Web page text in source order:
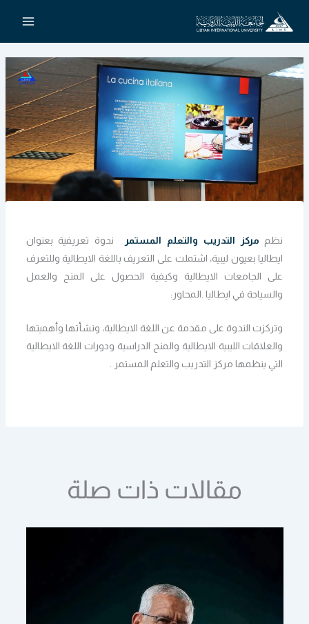
المحتوى
نظم مركز التدريب والتعلم المستمر
ندوة تعريفية بعنوان
ايطاليا بعيون ليبية، اشتملت على التعريف باللغة الايطالية وللتعرف
على الجامعات الايطالية وكيفية الحصول على المنح والعمل
والسياحة في ايطاليا .المحاور:
وتركزت الندوة على مقدمة عن اللغة الايطالية، ونشأتها وأهميتها
والعلاقات الليبية الايطالية والمنح الدراسية ودورات اللغة الايطالية
التي ينظمها مركز التدريب والتعلم المستمر .
مقالات ذات صلة